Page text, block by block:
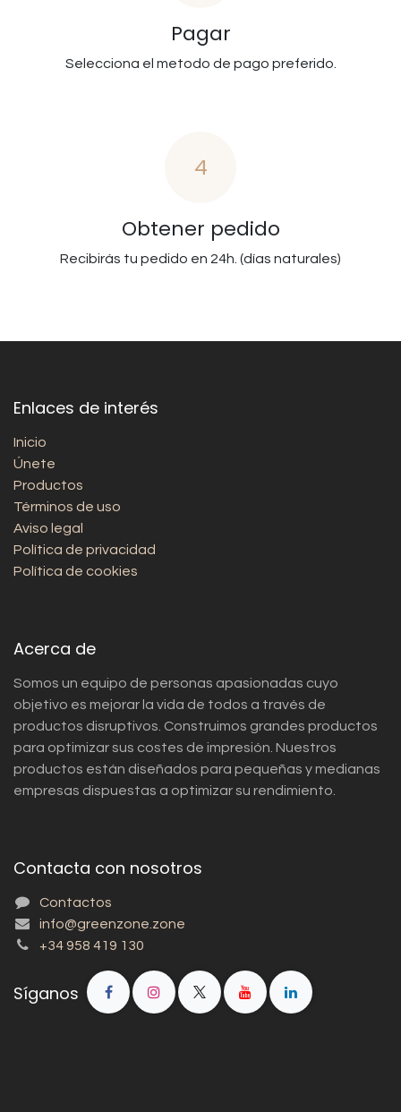
Pagar
Selecciona el metodo de pago preferido.
4
Obtener pedido
Recibirás tu pedido en 24h. (días naturales)
Enlaces de interés
Inicio
Únete
Productos
Términos de uso
Aviso legal
Política de privacidad
Política de cookies
Acerca de
Somos un equipo de personas apasionadas cuyo
objetivo es mejorar la vida de todos a través de
productos disruptivos. Construimos grandes productos
para optimizar sus costes de impresión. Nuestros
productos están diseñados para pequeñas y medianas
empresas dispuestas a optimizar su rendimiento.
Contacta con nosotros
Contactos
info@greenzone.zone
+34 958 419 130
Síganos